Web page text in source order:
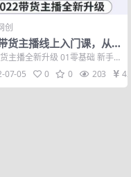
创
货主播线上入门课，从
辑去学主播话术（无水
主播全新升级 01零基础 新手
听懂 02反复看 随时随地观看...
07-05 0 0 203 42